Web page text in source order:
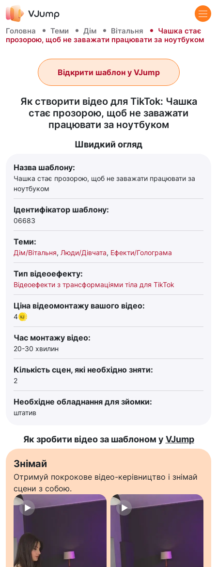
Головна Теми Дім Вітальня
Чашка стає
прозорою, щоб не заважати працювати за ноутбуком
Як створити відео для TikTok: Чашка
стає прозорою, щоб не заважати
працювати за ноутбуком
Відкрити шаблон у VJump
Швидкий огляд
Назва шаблону:
Чашка стає прозорою, щоб не заважати працювати за
ноутбуком
Ідентифікатор шаблону:
06683
Теми:
Дім/Вітальня, Люди/Дівчата, Ефекти/Голограма
Тип відеоефекту:
Відеоефекти з трансформаціями тіла для TikTok
Ціна відеомонтажу вашого відео:
4
Час монтажу відео:
20-30 хвилин
Кількість сцен, які необхідно зняти:
2
Необхідне обладнання для зйомки:
штатив
Як зробити відео за шаблоном у VJump
Знімай
Отримуй покрокове відео-керівництво і знімай
сцени з собою.